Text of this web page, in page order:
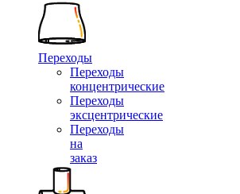
Переходы
Переходы
концентрические
Переходы
эксцентрические
Переходы
на
заказ